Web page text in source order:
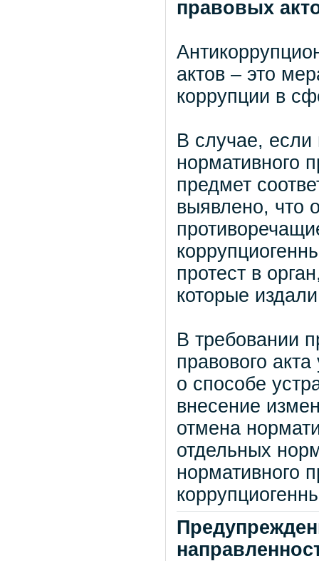
правовых
актов – это
коррупции в
В случае, если
нормативного
предмет
выявлено, что
протест в
которые
В требовании
правового
о способе
внесение
отмена
отдельных
нормативного